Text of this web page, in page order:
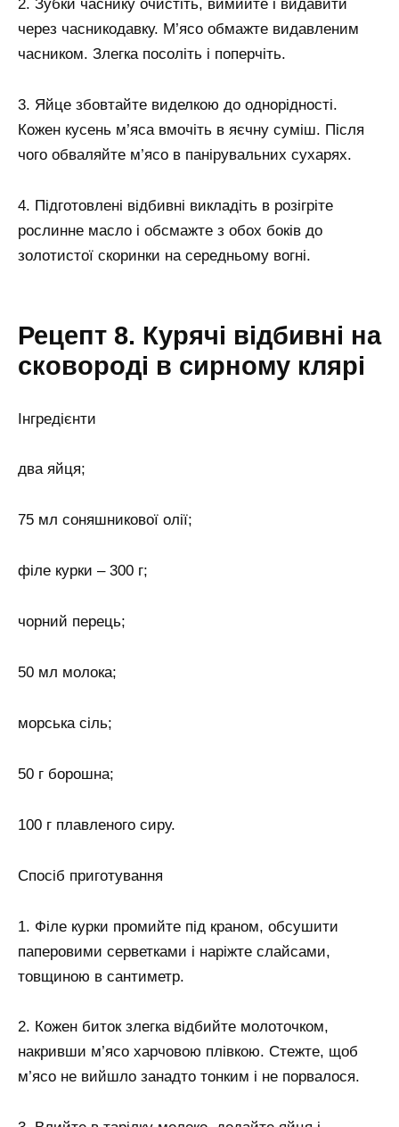
2. Зубки часнику очистіть, вимийте і видавити
через часникодавку. М’ясо обмажте видавленим
часником. Злегка посоліть і поперчіть.
3. Яйце збовтайте виделкою до однорідності.
Кожен кусень м’яса вмочіть в яєчну суміш. Після
чого обваляйте м’ясо в панірувальних сухарях.
4. Підготовлені відбивні викладіть в розігріте
рослинне масло і обсмажте з обох боків до
золотистої скоринки на середньому вогні.
Рецепт 8. Курячі відбивні на
сковороді в сирному клярі
Інгредієнти
два яйця;
75 мл соняшникової олії;
філе курки – 300 г;
чорний перець;
50 мл молока;
морська сіль;
50 г борошна;
100 г плавленого сиру.
Спосіб приготування
1. Філе курки промийте під краном, обсушити
паперовими серветками і наріжте слайсами,
товщиною в сантиметр.
2. Кожен биток злегка відбийте молоточком,
накривши м’ясо харчовою плівкою. Стежте, щоб
м’ясо не вийшло занадто тонким і не порвалося.